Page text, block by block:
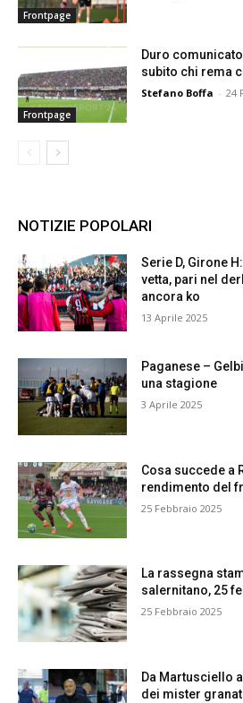
Frontpage
Frontpage
Duro
subito chi rema
Stefano Boffa - 24
NOTIZIE POPOLARI
Serie D, Girone
vetta, pari nel
ancora ko
13 Aprile 2025
Paganese –
una stagione
3 Aprile 2025
Cosa succede a
rendimento del
25 Febbraio 2025
La rassegna
salernitano, 25
25 Febbraio 2025
Da Martusciello
dei mister